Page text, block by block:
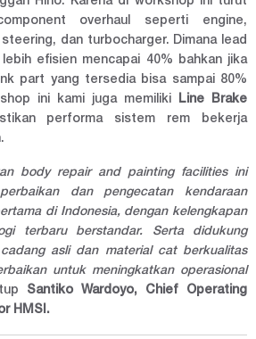
overhaul seperti engine,
dan turbocharger. Dimana lead
efisien mencapai 40% bahkan jika
part yang tersedia bisa sampai 80%
ini kami juga memiliki
Line Brake
performa sistem rem bekerja
body repair and painting facilities ini
dan pengecatan kendaraan
di Indonesia, dengan kelengkapan
terbaru berstandar. Serta didukung
asli dan material cat berkualitas
untuk meningkatkan operasional
Santiko Wardoyo, Chief Operating
HMSI.